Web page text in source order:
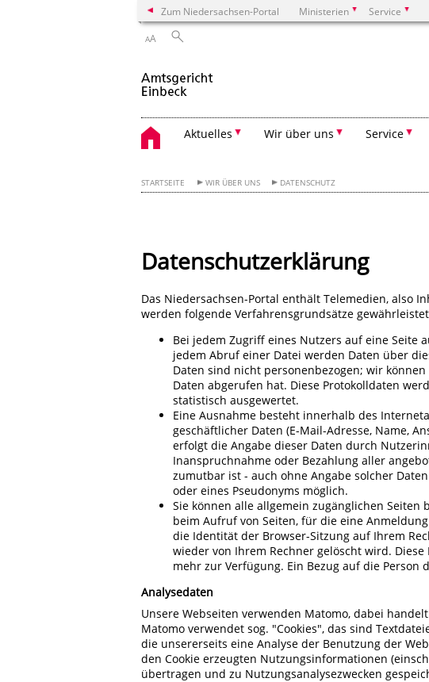
Zum Niedersachsen-Portal Ministerien Service
AA
Aktuelles Wir über uns Service
STARTSEITE WIR ÜBER UNS DATENSCHUTZ
Datenschutzerklärung
Das Niedersachsen-Portal enthält Telemedien, also
werden folgende Verfahrensgrundsätze
Bei jedem Zugriff eines Nutzers auf eine Seite
jedem Abruf einer Datei werden Daten über
Daten sind nicht personenbezogen; wir
Daten abgerufen hat. Diese Protokolldaten
statistisch ausgewertet.
Eine Ausnahme besteht innerhalb des
geschäftlicher Daten (E-Mail-Adresse, Name,
erfolgt die Angabe dieser Daten durch
Inanspruchnahme oder Bezahlung aller
zumutbar ist - auch ohne Angabe solcher
oder eines Pseudonyms möglich.
Sie können alle allgemein zugänglichen Seiten
beim Aufruf von Seiten, für die eine
die Identität der Browser-Sitzung auf Ihrem
wieder von Ihrem Rechner gelöscht wird.
mehr zur Verfügung. Ein Bezug auf die Person
Analysedaten
Unsere Webseiten verwenden Matomo, dabei
Matomo verwendet sog. "Cookies", das sind
die unsererseits eine Analyse der Benutzung der
den Cookie erzeugten Nutzungsinformationen
übertragen und zu Nutzungsanalysezwecken